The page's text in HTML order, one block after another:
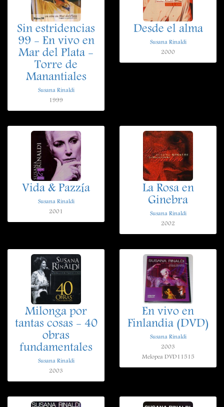
Sin estridencias
99 - En vivo en
Mar del Plata -
Torre de
Manantiales
Susana Rinaldi
1999
Desde el alma
Susana Rinaldi
2000
Vida & Pazzía
Susana Rinaldi
2001
La Rosa en
Ginebra
Susana Rinaldi
2002
Milonga por
tantas cosas - 40
obras
fundamentales
Susana Rinaldi
2003
En vivo en
Finlandia (DVD)
Susana Rinaldi
2003
Melopea DVD11515